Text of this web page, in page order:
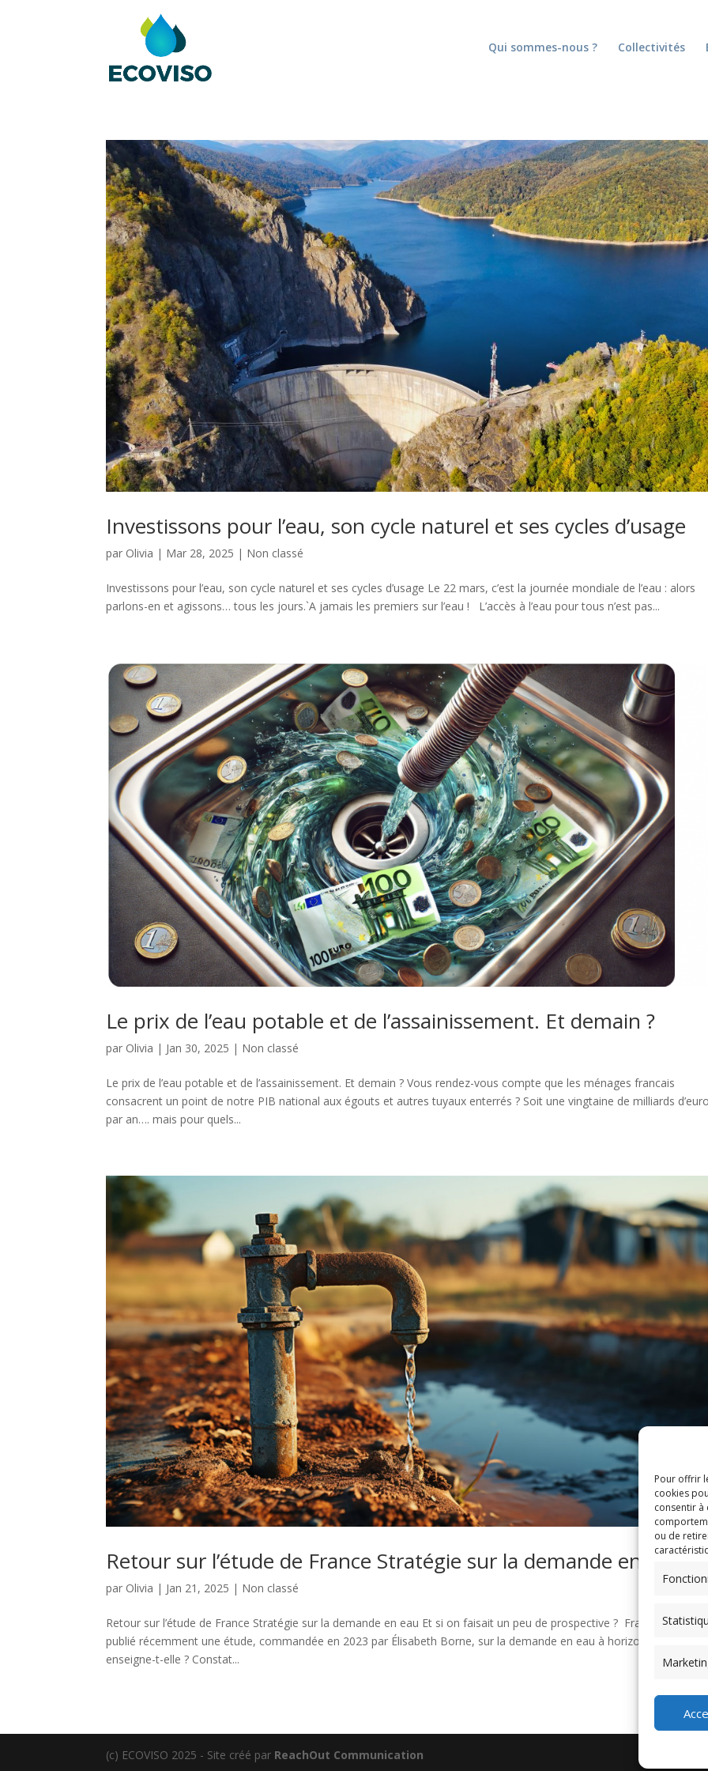
Pour offrir
cookies
consentir à
ou de
Qui sommes-nous ? Collectivités
Investissons pour l’eau, son cycle naturel et ses cycles d’usage
par Olivia | Mar 28, 2025 | Non classé
Investissons pour l’eau, son cycle naturel et ses cycles d’usage Le 22 mars, c’est la journée mondiale de l’eau : alors
parlons-en et agissons… tous les jours.`A jamais les premiers sur l’eau ! L’accès à l’eau pour tous n’est pas...
Le prix de l’eau potable et de l’assainissement. Et demain ?
par Olivia | Jan 30, 2025 | Non classé
Le prix de l’eau potable et de l’assainissement. Et demain ? Vous rendez-vous compte que les ménages francais
consacrent un point de notre PIB national aux égouts et autres tuyaux enterrés ? Soit une vingtaine de milliards
par an…. mais pour quels...
Retour sur l’étude de France Stratégie sur la demande en eau
par Olivia | Jan 21, 2025 | Non classé
Retour sur l’étude de France Stratégie sur la demande en eau Et si on faisait un peu de prospective ? France
publié récemment une étude, commandée en 2023 par Élisabeth Borne, sur la demande en eau à horizon 2050. Que
enseigne-t-elle ? Constat...
(c) ECOVISO 2025 - Site créé par ReachOut Communication